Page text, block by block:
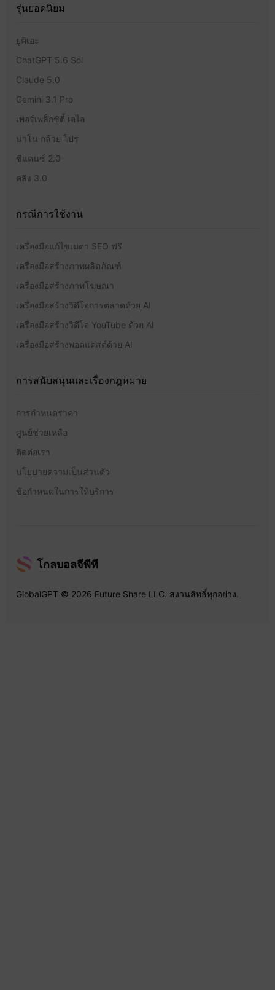
รุ่นยอดนิยม
ยูคิเอะ
ChatGPT 5.6 Sol
Claude 5.0
Gemini 3.1 Pro
เพอร์เพล็กซิตี้ เอไอ
นาโน กล้วย โปร
ซีแดนซ์ 2.0
คลิง 3.0
กรณีการใช้งาน
เครื่องมือแก้ไขเมตา SEO ฟรี
เครื่องมือสร้างภาพผลิตภัณฑ์
เครื่องมือสร้างภาพโฆษณา
เครื่องมือสร้างวิดีโอการตลาดด้วย AI
เครื่องมือสร้างวิดีโอ YouTube ด้วย AI
เครื่องมือสร้างพอดแคสต์ด้วย AI
การสนับสนุนและเรื่องกฎหมาย
การกำหนดราคา
ศูนย์ช่วยเหลือ
ติดต่อเรา
นโยบายความเป็นส่วนตัว
ข้อกำหนดในการให้บริการ
โกลบอลจีพีที
GlobalGPT © 2026 Future Share LLC. สงวนสิทธิ์ทุกอย่าง.